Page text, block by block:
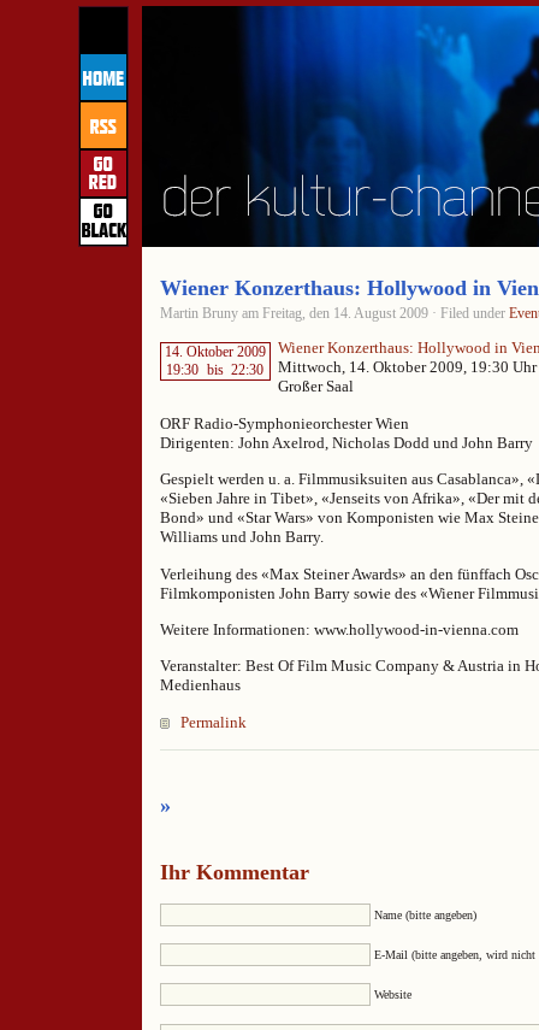
Wiener Konzerthaus: Hollywood in
Martin Bruny am Freitag, den 14. August 2009 · Filed under
14. Oktober 2009
19:30 bis 22:30
Wiener Konzerthaus: Hollywood in
Mittwoch, 14. Oktober 2009, 19:30 Uhr
Großer Saal
ORF Radio-Symphonieorchester Wien
Dirigenten: John Axelrod, Nicholas Dodd und John Barry
Gespielt werden u. a. Filmmusiksuiten aus Casablanca»,
«Sieben Jahre in Tibet», «Jenseits von Afrika», «Der mit
Bond» und «Star Wars» von Komponisten wie Max
Williams und John Barry.
Verleihung des «Max Steiner Awards» an den fünffach
Filmkomponisten John Barry sowie des «Wiener
Weitere Informationen: www.hollywood-in-vienna.com
Veranstalter: Best Of Film Music Company & Austria in
Medienhaus
Permalink
»
Ihr Kommentar
Name (bitte angeben)
E-Mail (bitte angeben, wird nicht
Website